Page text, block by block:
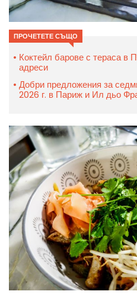
ПРОЧЕТЕТЕ СЪЩО
Коктейл барове с тераса в
адреси
Добри предложения за
2026 г. в Париж и Ил дьо